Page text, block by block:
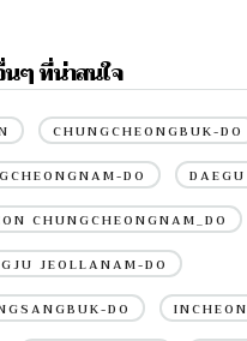
นๆ ที่น่าสนใจ
CHUNGCHEONGBUK-DO
DO DAEGU
CHUNGCHEONGNAM_DO
JEOLLANAM-DO
DO INCHEON